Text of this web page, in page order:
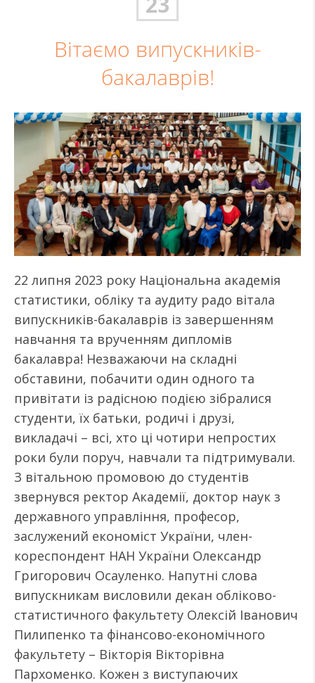
Вітаємо випускників-
бакалаврів!
22 липня 2023 року Національна академія
статистики, обліку та аудиту радо вітала
випускників-бакалаврів із завершенням
навчання та врученням дипломів
бакалавра! Незважаючи на складні
обставини, побачити один одного та
привітати із радісною подією зібралися
студенти, їх батьки, родичі і друзі,
викладачі – всі, хто ці чотири непростих
роки були поруч, навчали та підтримували.
З вітальною промовою до студентів
звернувся ректор Академії, доктор наук з
державного управління, професор,
заслужений економіст України, член-
кореспондент НАН України Олександр
Григорович Осауленко. Напутні слова
випускникам висловили декан обліково-
статистичного факультету Олексій Іванович
Пилипенко та фінансово-економічного
факультету – Вікторія Вікторівна
Пархоменко. Кожен з виступаючих